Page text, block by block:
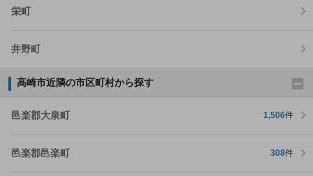
栄町
井野町
高崎市近隣の市区町村から探す
邑楽郡大泉町 1,506件
邑楽郡邑楽町 308件